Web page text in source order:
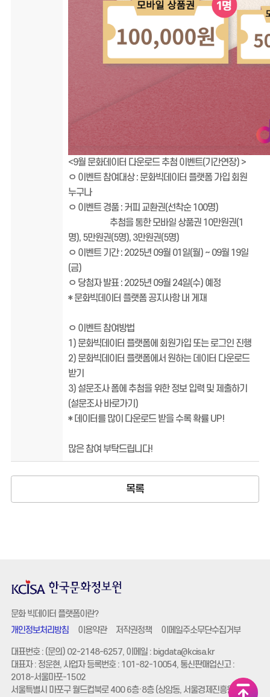
<9월 문화데이터 다운로드 추첨 이벤트(기간연장) >
ㅇ 이벤트 참여대상 : 문화빅데이터 플랫폼 가입 회원
누구나
ㅇ 이벤트 경품 : 커피 교환권(선착순 100명)
추첨을 통한 모바일 상품권 10만원권(1
명), 5만원권(5명), 3만원권(5명)
ㅇ 이벤트 기간 : 2025년 09월 01일(월) ~ 09월 19일
(금)
ㅇ 당첨자 발표 : 2025년 09월 24일(수) 예정
* 문화빅데이터 플랫폼 공지사항 내 게재
ㅇ 이벤트 참여방법
1) 문화빅데이터 플랫폼에 회원가입 또는 로그인 진행
2) 문화빅데이터 플랫폼에서 원하는 데이터 다운로드
받기
3) 설문조사 폼에 추첨을 위한 정보 입력 및 제출하기
(설문조사 바로가기)
* 데이터를 많이 다운로드 받을 수록 확률 UP!
많은 참여 부탁드립니다!
목록
문화 빅데이터 플랫폼이란?
개인정보처리방침
이용약관 저작권정책 이메일주소무단수집거부
대표번호 : (문의) 02-2148-6257, 이메일 : bigdata@kcisa.kr
대표자 : 정운현, 사업자 등록번호 : 101-82-10054, 통신판매업신고 :
2018-서울마포-1502
서울특별시 마포구 월드컵북로 400 6층·8층 (상암동, 서울경제진흥원)